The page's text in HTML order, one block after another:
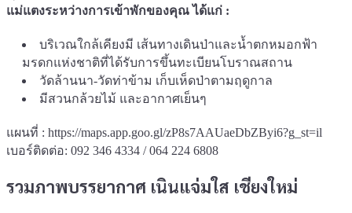
แม่แตงระหว่างการเข้าพักของคุณ ได้แก่ :
บริเวณใกล้เคียงมี เส้นทางเดินป่าและน้ำตกหมอกฟ้า
มรดกแห่งชาติที่ได้รับการขึ้นทะเบียนโบราณสถาน
วัดล้านนา-วัดท่าข้าม เก็บเห็ดป่าตามฤดูกาล
มีสวนกล้วยไม้ และอากาศเย็นๆ
แผนที่ : https://maps.app.goo.gl/zP8s7AAUaeDbZByi6?g_st=il
เบอร์ติดต่อ: 092 346 4334 / 064 224 6808
รวมภาพบรรยากาศ เนินแจ่มใส เชียงใหม่